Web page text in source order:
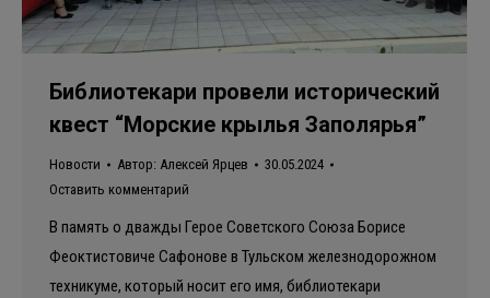
Библиотекари провели исторический
квест “Морские крылья Заполярья”
Новости Автор: Алексей Ярцев
30.05.2024
Оставить комментарий
В память о дважды Герое Советского Союза Борисе
Феоктистовиче Сафонове в Тульском железнодорожном
техникуме, который носит его имя, библиотекари